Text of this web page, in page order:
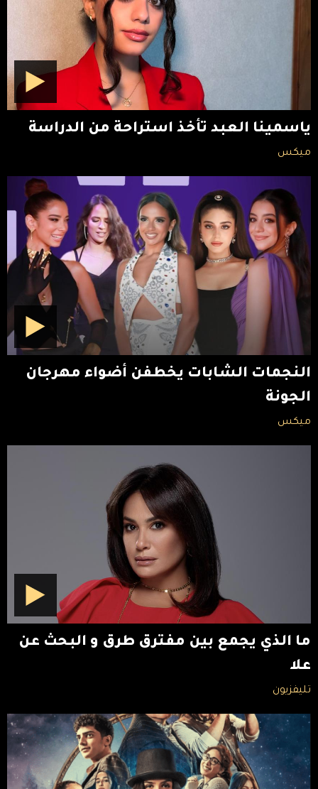
ياسمينا العبد تأخذ استراحة من الدراسة
ميكس
النجمات الشابات يخطفن أضواء مهرجان
الجونة
ميكس
ما الذي يجمع بين مفترق طرق و البحث عن
علا
تليفزيون